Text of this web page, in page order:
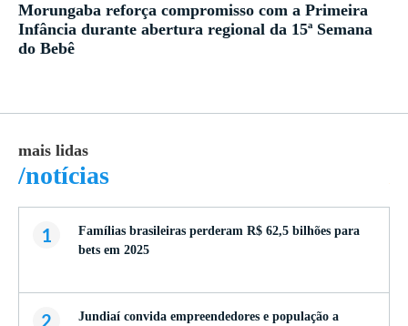
Morungaba reforça compromisso com a Primeira
Infância durante abertura regional da 15ª Semana
do Bebê
mais lidas
/notícias
1
Famílias brasileiras perderam R$ 62,5 bilhões para
bets em 2025
2
Jundiaí convida empreendedores e população a